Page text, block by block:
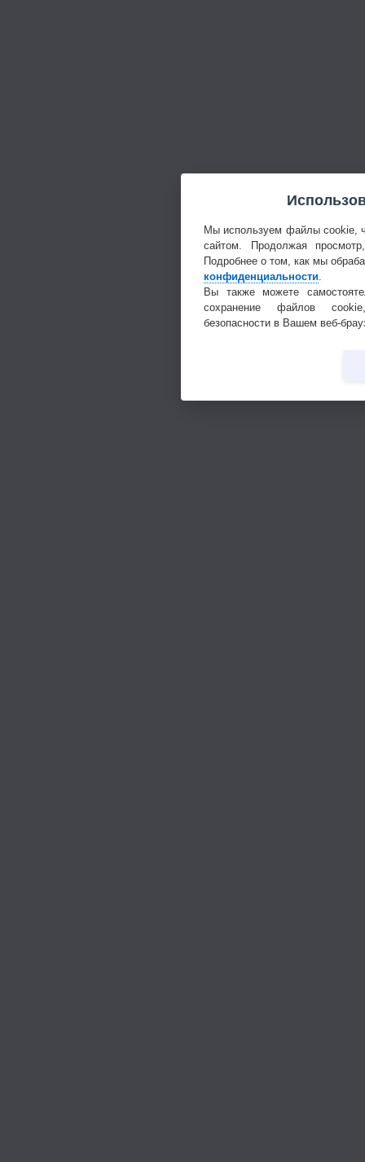
Мы используем файлы cookie,
сайтом. Продолжая
Подробнее о том, как мы
конфиденциальности
Вы также можете
сохранение файлов
безопасности в Вашем веб-